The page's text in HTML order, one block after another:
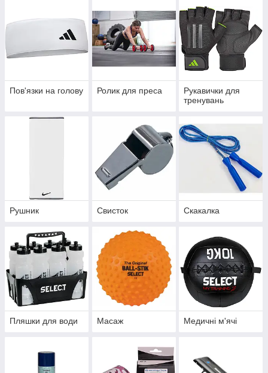
Пов'язки на голову Ролик для преса
Рукавички для
тренувань
Рушник Свисток Скакалка
Пляшки для води Масаж Медичні м'ячі